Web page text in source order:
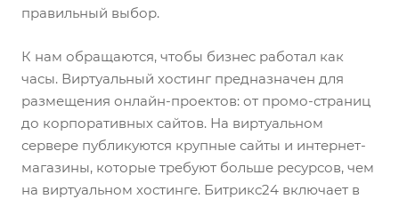
правильный выбор.
К нам обращаются, чтобы бизнес работал как
часы. Виртуальный хостинг предназначен для
размещения онлайн-проектов: от промо-страниц
до корпоративных сайтов. На виртуальном
сервере публикуются крупные сайты и интернет-
магазины, которые требуют больше ресурсов, чем
на виртуальном хостинге. Битрикс24 включает в